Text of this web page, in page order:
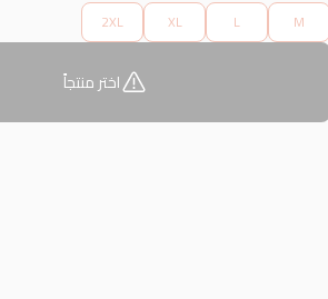
M
L
XL
2XL
اختر منتجاً